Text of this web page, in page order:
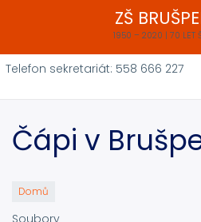
obsahu
ZŠ
1950 – 2020 | 70 LET
Telefon sekretariát: 558 666 227
Čápi v
Domů
Soubory